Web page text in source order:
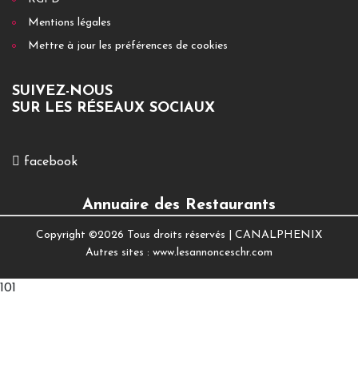
Mentions légales
Mettre à jour les préférences de cookies
SUIVEZ-NOUS
SUR LES RÉSEAUX SOCIAUX
facebook
Annuaire des Restaurants
Copyright ©2026 Tous droits réservés | CANALPHENIX
Autres sites : www.lesannonceschr.com
101